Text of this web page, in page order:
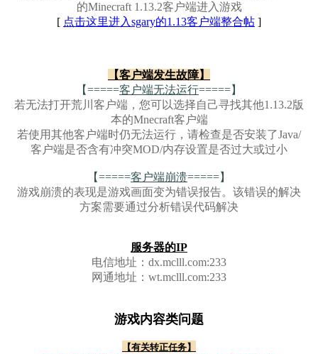
的Minecraft 1.13.2客户端进入游戏
[ 点击这里进入sgary的1.13客户端整合帖 ]
【客户端发生故障】
【=====客户端无法运行=====】
若无法打开荒川客户端，您可以选择自己寻找其他1.13.2版
本的Mnecraft客户端
若使用其他客户端时仍无法运行，请检查是否安装了Java/
客户端是否含有冲突MOD/内存设置是否过大或过小
【=====客户端崩溃=====】
游戏崩溃的表现是游戏画面变为错误报告。该错误的解决
方案需要通过分析错误代码解决
服务器的IP
电信地址：dx.mclll.com:233
网通地址：wt.mclll.com:233
游戏内容类问题
【有关转正任务】